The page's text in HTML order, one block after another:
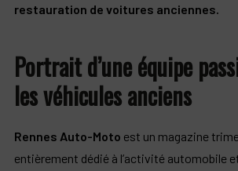
restauration de voitures anciennes.
Portrait d’une équipe
les véhicules anciens
Rennes Auto-Moto est un magazine
entièrement dédié à l’activité automobile